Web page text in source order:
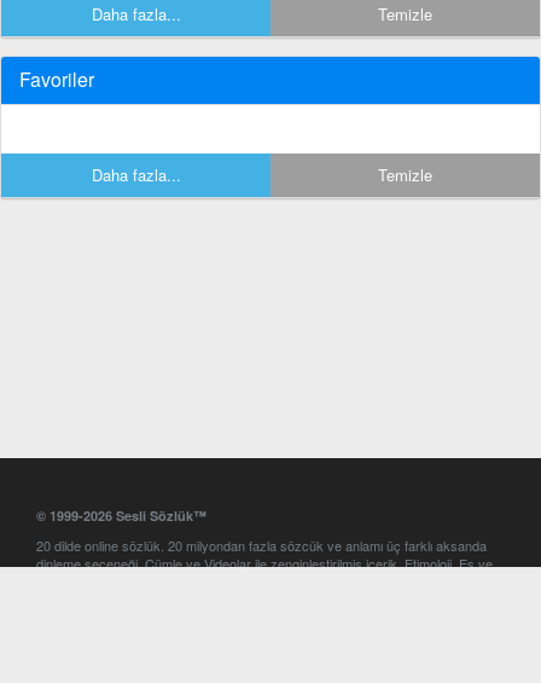
Daha fazla... Temizle
Favoriler
Daha fazla... Temizle
© 1999-2026 Sesli Sözlük™
20 dilde online sözlük. 20 milyondan fazla sözcük ve anlamı üç farklı aksanda
dinleme seçeneği. Cümle ve Videolar ile zenginleştirilmiş içerik. Etimoloji, Eş ve